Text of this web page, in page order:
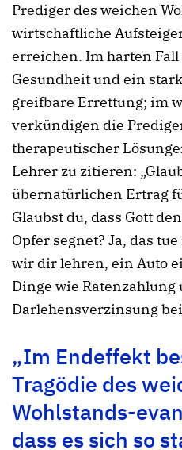
Prediger des weichen
wirtschaftliche
erreichen. Im harten Fall
Gesundheit und ein
greifbare Errettung; im
verkündigen die
therapeutischer
Lehrer zu zitieren:
übernatürlichen Ertrag
Glaubst du, dass Gott
Opfer segnet? Ja, das
wir dir lehren, ein Auto
Dinge wie Ratenzahlung
Darlehensverzinsung
„Im Endeffekt
Tragödie des
Wohlstands-
dass es sich so